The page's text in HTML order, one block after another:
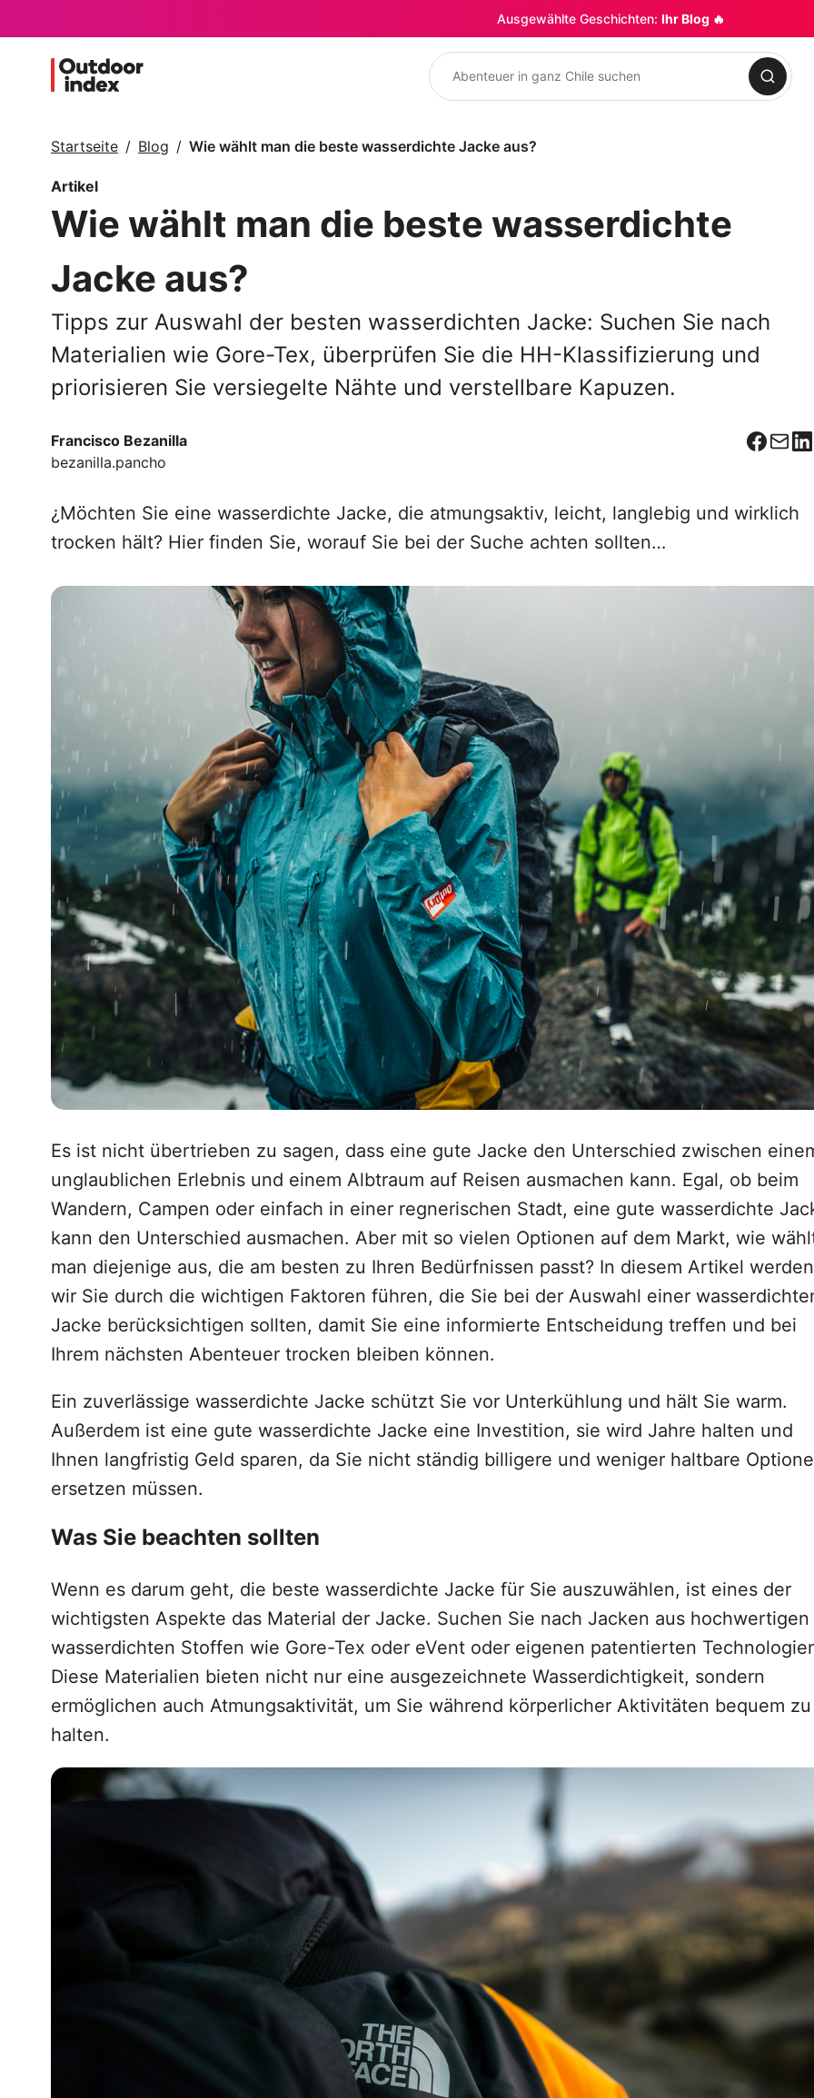
Ausgewählte Geschichten: Ihr Blog 🔥
Suchen
Startseite Blog Wie wählt man die beste wasserdichte Jacke aus?
Artikel
Wie wählt man die beste wasserdichte
Jacke aus?
Tipps zur Auswahl der besten wasserdichten Jacke: Suchen Sie nach
Materialien wie Gore-Tex, überprüfen Sie die HH-Klassifizierung und
priorisieren Sie versiegelte Nähte und verstellbare Kapuzen.
Francisco Bezanilla
bezanilla.pancho
¿Möchten Sie eine wasserdichte Jacke, die atmungsaktiv, leicht, langlebig und wirklich
trocken hält? Hier finden Sie, worauf Sie bei der Suche achten sollten…
Es ist nicht übertrieben zu sagen, dass eine gute Jacke den Unterschied zwischen
unglaublichen Erlebnis und einem Albtraum auf Reisen ausmachen kann. Egal, ob beim
Wandern, Campen oder einfach in einer regnerischen Stadt, eine gute wasserdichte
kann den Unterschied ausmachen. Aber mit so vielen Optionen auf dem Markt, wie
man diejenige aus, die am besten zu Ihren Bedürfnissen passt? In diesem Artikel werden
wir Sie durch die wichtigen Faktoren führen, die Sie bei der Auswahl einer
Jacke berücksichtigen sollten, damit Sie eine informierte Entscheidung treffen und bei
Ihrem nächsten Abenteuer trocken bleiben können.
Ein zuverlässige wasserdichte Jacke schützt Sie vor Unterkühlung und hält Sie warm.
Außerdem ist eine gute wasserdichte Jacke eine Investition, sie wird Jahre halten und
Ihnen langfristig Geld sparen, da Sie nicht ständig billigere und weniger haltbare
ersetzen müssen.
Was Sie beachten sollten
Wenn es darum geht, die beste wasserdichte Jacke für Sie auszuwählen, ist eines der
wichtigsten Aspekte das Material der Jacke. Suchen Sie nach Jacken aus hochwertigen
wasserdichten Stoffen wie Gore-Tex oder eVent oder eigenen patentierten
Diese Materialien bieten nicht nur eine ausgezeichnete Wasserdichtigkeit, sondern
ermöglichen auch Atmungsaktivität, um Sie während körperlicher Aktivitäten bequem zu
halten.